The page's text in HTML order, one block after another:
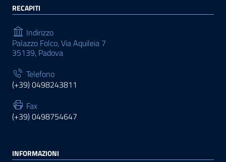
RECAPITI
Indirizzo
Palazzo Folco, Via Aquileia 7
35139, Padova
Telefono
(+39) 0498243811
Fax
(+39) 0498754647
INFORMAZIONI